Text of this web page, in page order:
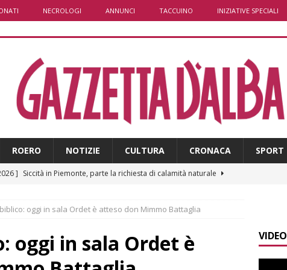
NECROLOGI ANNUNCI TACCUINO INIZIATIVE SPECIALI
ROERO NOTIZIE CULTURA CRONACA SPORT
] Siccità in Piemonte, parte la richiesta di calamità naturale
] Bollettino meteo: un po’ di temporali nel fine settimana, ma il
presente
ALBA
A Belvedere Langhe la festa dell’Assunta darà spazio anche a
oggi in sala Ordet è atteso don Mimmo Battaglia
oggi in sala Ordet è
VIDEO